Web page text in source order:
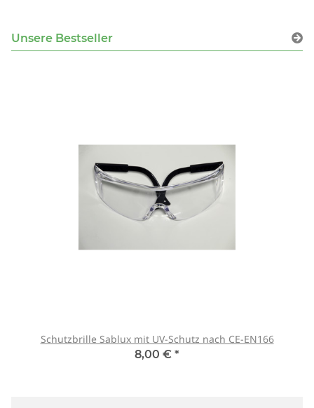
Unsere Bestseller
Schutzbrille Sablux mit UV-Schutz nach CE-EN166
8,00 € *